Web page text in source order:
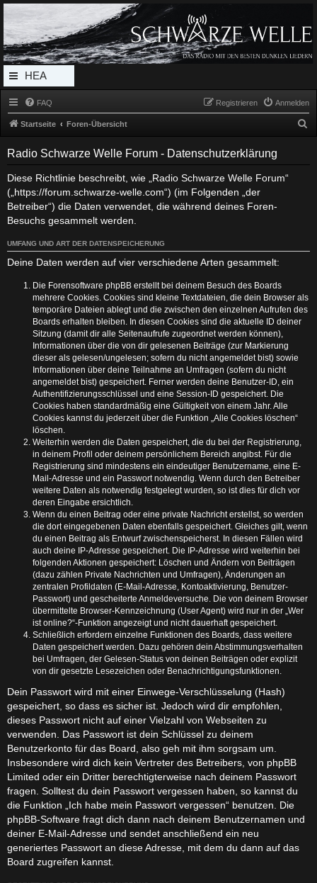
Radio Schwarze Welle Forum
Das Radio mit den Besten Dunklen Liedern
HEA
DERL
MEN
U
FAQ Anmelden
Registrieren
Startseite Foren-Übersicht
Radio Schwarze Welle Forum - Datenschutzerklärung
Diese Richtlinie beschreibt, wie „Radio Schwarze Welle Forum“
(„https://forum.schwarze-welle.com“) (im Folgenden „der
Betreiber“) die Daten verwendet, die während deines Foren-
Besuchs gesammelt werden.
UMFANG UND ART DER DATENSPEICHERUNG
Deine Daten werden auf vier verschiedene Arten gesammelt:
Die Forensoftware phpBB erstellt bei deinem Besuch des Boards
mehrere Cookies. Cookies sind kleine Textdateien, die dein Browser als
temporäre Dateien ablegt und die zwischen den einzelnen Aufrufen des
Boards erhalten bleiben. In diesen Cookies sind die aktuelle ID deiner
Sitzung (damit dir alle Seitenaufrufe zugeordnet werden können),
Informationen über die von dir gelesenen Beiträge (zur Markierung
dieser als gelesen/ungelesen; sofern du nicht angemeldet bist) sowie
Informationen über deine Teilnahme an Umfragen (sofern du nicht
angemeldet bist) gespeichert. Ferner werden deine Benutzer-ID, ein
Authentifizierungsschlüssel und eine Session-ID gespeichert. Die
Cookies haben standardmäßig eine Gültigkeit von einem Jahr. Alle
Cookies kannst du jederzeit über die Funktion „Alle Cookies löschen“
löschen.
Weiterhin werden die Daten gespeichert, die du bei der Registrierung,
in deinem Profil oder deinem persönlichem Bereich angibst. Für die
Registrierung sind mindestens ein eindeutiger Benutzername, eine E-
Mail-Adresse und ein Passwort notwendig. Wenn durch den Betreiber
weitere Daten als notwendig festgelegt wurden, so ist dies für dich vor
deren Eingabe ersichtlich.
Wenn du einen Beitrag oder eine private Nachricht erstellst, so werden
die dort eingegebenen Daten ebenfalls gespeichert. Gleiches gilt, wenn
du einen Beitrag als Entwurf zwischenspeicherst. In diesen Fällen wird
auch deine IP-Adresse gespeichert. Die IP-Adresse wird weiterhin bei
folgenden Aktionen gespeichert: Löschen und Ändern von Beiträgen
(dazu zählen Private Nachrichten und Umfragen), Änderungen an
zentralen Profildaten (E-Mail-Adresse, Kontoaktivierung, Benutzer-
Passwort) und gescheiterte Anmeldeversuche. Die von deinem Browser
übermittelte Browser-Kennzeichnung (User Agent) wird nur in der „Wer
ist online?“-Funktion angezeigt und nicht dauerhaft gespeichert.
Schließlich erfordern einzelne Funktionen des Boards, dass weitere
Daten gespeichert werden. Dazu gehören dein Abstimmungsverhalten
bei Umfragen, der Gelesen-Status von deinen Beiträgen oder explizit
von dir gesetzte Lesezeichen oder Benachrichtigungsfunktionen.
Dein Passwort wird mit einer Einwege-Verschlüsselung (Hash)
gespeichert, so dass es sicher ist. Jedoch wird dir empfohlen,
dieses Passwort nicht auf einer Vielzahl von Webseiten zu
verwenden. Das Passwort ist dein Schlüssel zu deinem
Benutzerkonto für das Board, also geh mit ihm sorgsam um.
Insbesondere wird dich kein Vertreter des Betreibers, von phpBB
Limited oder ein Dritter berechtigterweise nach deinem Passwort
fragen. Solltest du dein Passwort vergessen haben, so kannst du
die Funktion „Ich habe mein Passwort vergessen“ benutzen. Die
phpBB-Software fragt dich dann nach deinem Benutzernamen und
deiner E-Mail-Adresse und sendet anschließend ein neu
generiertes Passwort an diese Adresse, mit dem du dann auf das
Board zugreifen kannst.